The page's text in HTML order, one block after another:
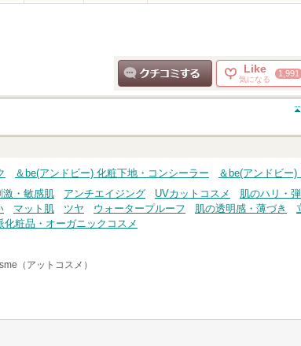
クチコミする
Like
気になる
1,991
＆be(アンドビー) 化粧下地・コンシーラー
＆be(アンドビー
激・敏感肌 アンチエイジング UVカットコスメ 肌のハリ・
マット肌 ツヤ ウォータープルーフ 肌の透明感・薄づき
化粧品・オーガニックコスメ
（アットコスメ）